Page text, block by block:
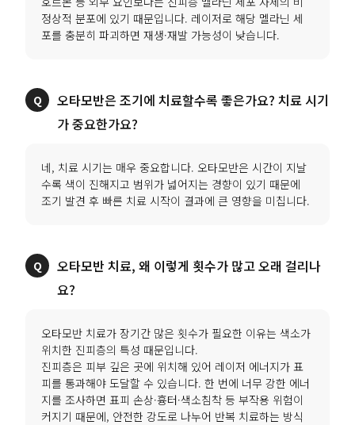
정상적 분포에 있기 때문입니다. 레이저로 해당 멜라닌 세
오타모반은 조기에 치료할수록 좋은가요? 치료 시기
네, 치료 시기는 매우 중요합니다. 오타모반은 시간이 지날
수록 색이 진해지고 범위가 넓어지는 경향이 있기 때문에
오타모반 치료, 왜 이렇게 횟수가 많고 오래 걸리나
오타모반 치료가 장기간 많은 횟수가 필요한 이유는 색소가
위치한 진피층의 특성 때문입니다.
진피층은 피부 깊은 곳에 위치해 있어 레이저 에너지가 표
피를 통과해야 도달할 수 있습니다. 한 번에 너무 강한 에너
지를 조사하면 표피 손상·흉터·색소침착 등 부작용 위험이
커지기 때문에, 안전한 강도로 나누어 반복 치료하는 방식